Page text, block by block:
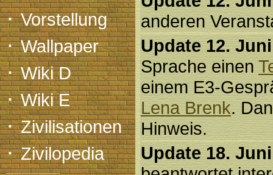
·Vorstellung
·Wallpaper
·Wiki D
·Wiki E
·Zivilisationen
·Zivilopedia
anderen
Update 12.
Sprache einen
einem E3-
Lena Brenk.
Hinweis.
Update 18.